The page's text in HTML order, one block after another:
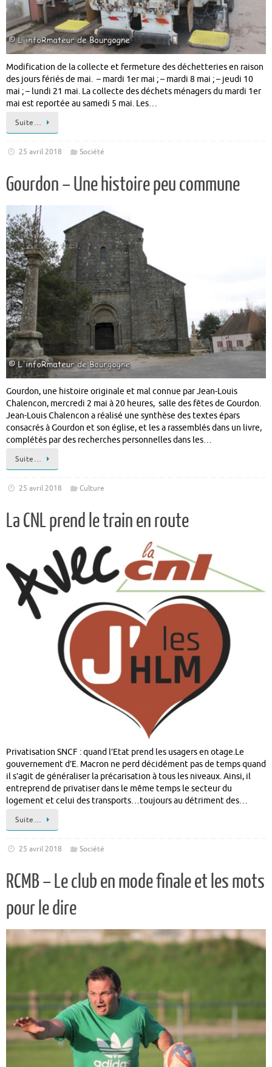
Modification de la collecte et fermeture des déchetteries en raison
des jours fériés de mai. – mardi 1er mai ; – mardi 8 mai ; – jeudi 10
mai ; – lundi 21 mai. La collecte des déchets ménagers du mardi 1er
mai est reportée au samedi 5 mai. Les…
Suite…
25 avril 2018 Société
Gourdon – Une histoire peu commune
Gourdon, une histoire originale et mal connue par Jean-Louis
Chalencon, mercredi 2 mai à 20 heures, salle des fêtes de Gourdon.
Jean-Louis Chalencon a réalisé une synthèse des textes épars
consacrés à Gourdon et son église, et les a rassemblés dans un livre,
complétés par des recherches personnelles dans les…
Suite…
25 avril 2018 Culture
La CNL prend le train en route
Privatisation SNCF : quand l’Etat prend les usagers en otage.Le
gouvernement d’E. Macron ne perd décidément pas de temps quand
il s’agit de généraliser la précarisation à tous les niveaux. Ainsi, il
entreprend de privatiser dans le même temps le secteur du
logement et celui des transports…toujours au détriment des…
Suite…
25 avril 2018 Société
RCMB – Le club en mode finale et les mots
pour le dire